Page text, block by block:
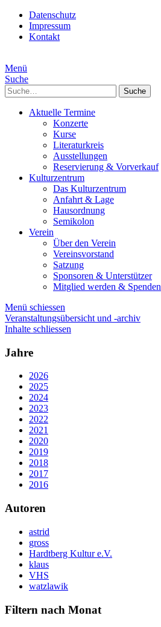
Datenschutz
Impressum
Kontakt
Menü
Suche
Suche
Aktuelle Termine
Konzerte
Kurse
Literaturkreis
Ausstellungen
Reservierung & Vorverkauf
Kulturzentrum
Das Kulturzentrum
Anfahrt & Lage
Hausordnung
Semikolon
Verein
Über den Verein
Vereinsvorstand
Satzung
Sponsoren & Unterstützer
Mitglied werden & Spenden
Menü schiessen
Veranstaltungsübersicht und -archiv
Inhalte schliessen
Jahre
2026
2025
2024
2023
2022
2021
2020
2019
2018
2017
2016
Autoren
astrid
gross
Hardtberg Kultur e.V.
klaus
VHS
watzlawik
Filtern nach Monat